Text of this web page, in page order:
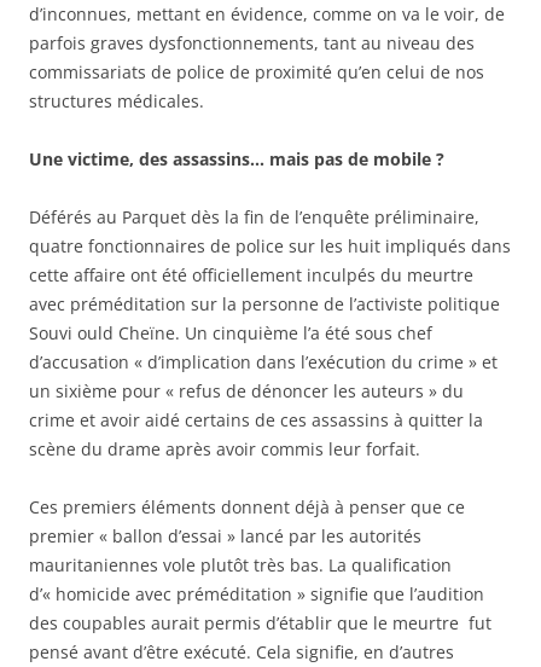
d’inconnues, mettant en évidence, comme on va le voir, de
parfois graves dysfonctionnements, tant au niveau des
commissariats de police de proximité qu’en celui de nos
structures médicales.
Une victime, des assassins… mais pas de mobile ?
Déférés au Parquet dès la fin de l’enquête préliminaire,
quatre fonctionnaires de police sur les huit impliqués dans
cette affaire ont été officiellement inculpés du meurtre
avec préméditation sur la personne de l’activiste politique
Souvi ould Cheïne. Un cinquième l’a été sous chef
d’accusation « d’implication dans l’exécution du crime » et
un sixième pour « refus de dénoncer les auteurs » du
crime et avoir aidé certains de ces assassins à quitter la
scène du drame après avoir commis leur forfait.
Ces premiers éléments donnent déjà à penser que ce
premier « ballon d’essai » lancé par les autorités
mauritaniennes vole plutôt très bas. La qualification
d’« homicide avec préméditation » signifie que l’audition
des coupables aurait permis d’établir que le meurtre fut
pensé avant d’être exécuté. Cela signifie, en d’autres